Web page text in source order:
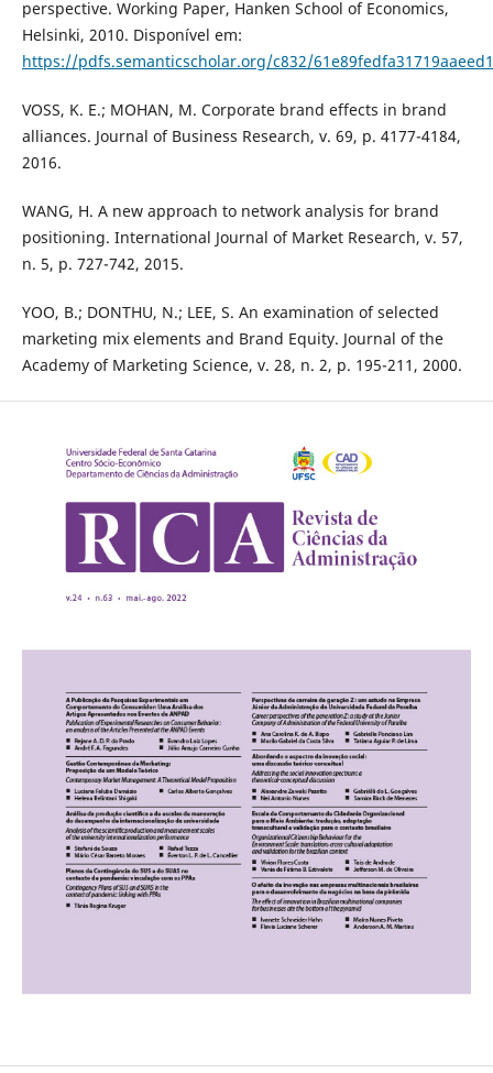
perspective. Working Paper, Hanken School of Economics,
Helsinki, 2010. Disponível em:
https://pdfs.semanticscholar.org/c832/
VOSS, K. E.; MOHAN, M. Corporate brand effects in brand
alliances. Journal of Business Research, v. 69, p. 4177-4184,
2016.
WANG, H. A new approach to network analysis for brand
positioning. International Journal of Market Research, v. 57,
n. 5, p. 727-742, 2015.
YOO, B.; DONTHU, N.; LEE, S. An examination of selected
marketing mix elements and Brand Equity. Journal of the
Academy of Marketing Science, v. 28, n. 2, p. 195-211, 2000.